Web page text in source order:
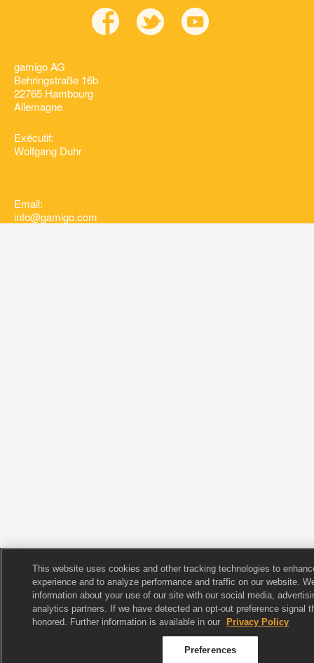
gamigo AG
Behringstraße 16b
22765 Hambourg
Allemagne
Exécutif:
Wolfgang Duhr
Email:
info@gamigo.com
This website uses cookies and other tracking technologies to
experience and to analyze performance and traffic on our website.
information about your use of our site with our social media,
analytics partners. If we have detected an opt-out preference signal
honored. Further information is available in our
Privacy Policy
Preferences